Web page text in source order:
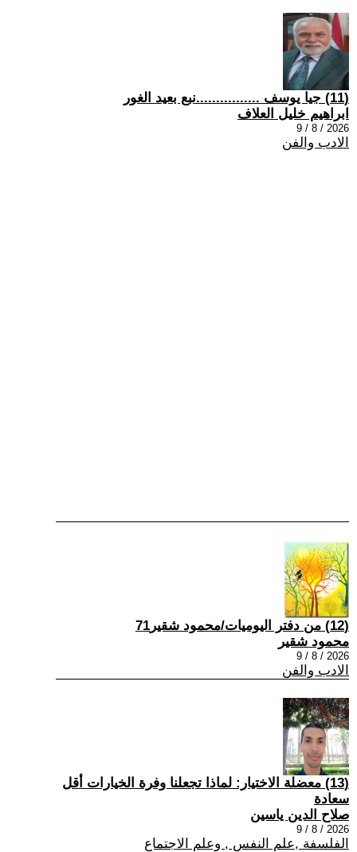
(11) جيا يوسف ................نبع بعيد الغور
ابراهيم خليل العلاف
2026 / 8 / 9
الادب والفن
(12) من دفتر اليوميات/محمود شقير71
محمود شقير
2026 / 8 / 9
الادب والفن
(13) معضلة الاختيار: لماذا تجعلنا وفرة الخيارات أقل
سعادة
صلاح الدين ياسين
2026 / 8 / 9
الفلسفة ,علم النفس , وعلم الاجتماع